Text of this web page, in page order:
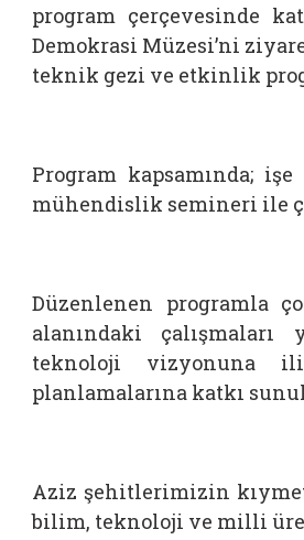
program çerçevesinde
Demokrasi Müzesi’ni
teknik gezi ve etkinlik
Program kapsamında;
mühendislik semineri ile
Düzenlenen programla
alanındaki
teknoloji vizyonuna
planlamalarına katkı
Aziz şehitlerimizin
bilim, teknoloji ve milli